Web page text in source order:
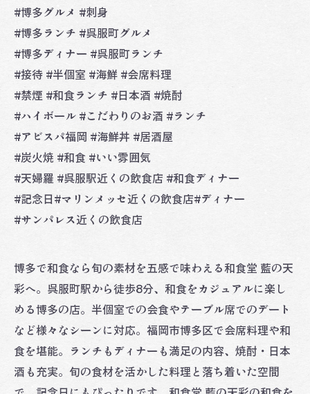
#博多グルメ #刺身
#博多ランチ #呉服町グルメ
#博多ディナー #呉服町ランチ
#接待 #半個室 #海鮮 #会席料理
#禁煙 #和食ランチ #日本酒 #焼酎
#ハイボール #こだわりのお酒 #ランチ
#アビスパ福岡 #海鮮丼 #居酒屋
#炭火焼 #和食 #いい雰囲気
#天婦羅 #呉服駅近くの飲食店 #和食ディナー
#記念日#マリンメッセ近くの飲食店#ディナー
#サンパレス近くの飲食店
博多で和食なら旬の素材を五感で味わえる和食堂 藍の天
彩へ。呉服町駅から徒歩8分、和食をカジュアルに楽し
める博多の店。半個室での会食やテーブル席でのデート
など様々なシーンに対応。福岡市博多区で会席料理や和
食を堪能。ランチもディナーも満足の内容、焼酎・日本
酒も充実。旬の食材を活かした料理と落ち着いた空間